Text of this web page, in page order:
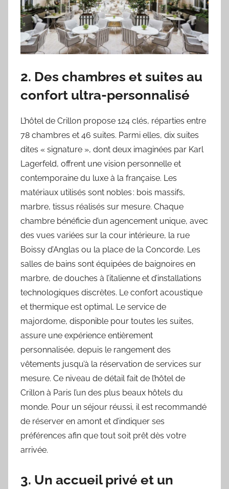
2. Des chambres et suites au
confort ultra-personnalisé
L’hôtel de Crillon propose 124 clés, réparties entre
78 chambres et 46 suites. Parmi elles, dix suites
dites « signature », dont deux imaginées par Karl
Lagerfeld, offrent une vision personnelle et
contemporaine du luxe à la française. Les
matériaux utilisés sont nobles : bois massifs,
marbre, tissus réalisés sur mesure. Chaque
chambre bénéficie d’un agencement unique, avec
des vues variées sur la cour intérieure, la rue
Boissy d’Anglas ou la place de la Concorde. Les
salles de bains sont équipées de baignoires en
marbre, de douches à l’italienne et d’installations
technologiques discrètes. Le confort acoustique
et thermique est optimal. Le service de
majordome, disponible pour toutes les suites,
assure une expérience entièrement
personnalisée, depuis le rangement des
vêtements jusqu’à la réservation de services sur
mesure. Ce niveau de détail fait de l’hôtel de
Crillon à Paris l’un des plus beaux hôtels du
monde. Pour un séjour réussi, il est recommandé
de réserver en amont et d’indiquer ses
préférences afin que tout soit prêt dès votre
arrivée.
3. Un accueil privé et un